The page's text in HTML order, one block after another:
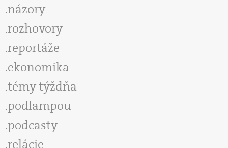
názory
rozhovory
reportáže
ekonomika
témy týždňa
podlampou
podcasty
relácie